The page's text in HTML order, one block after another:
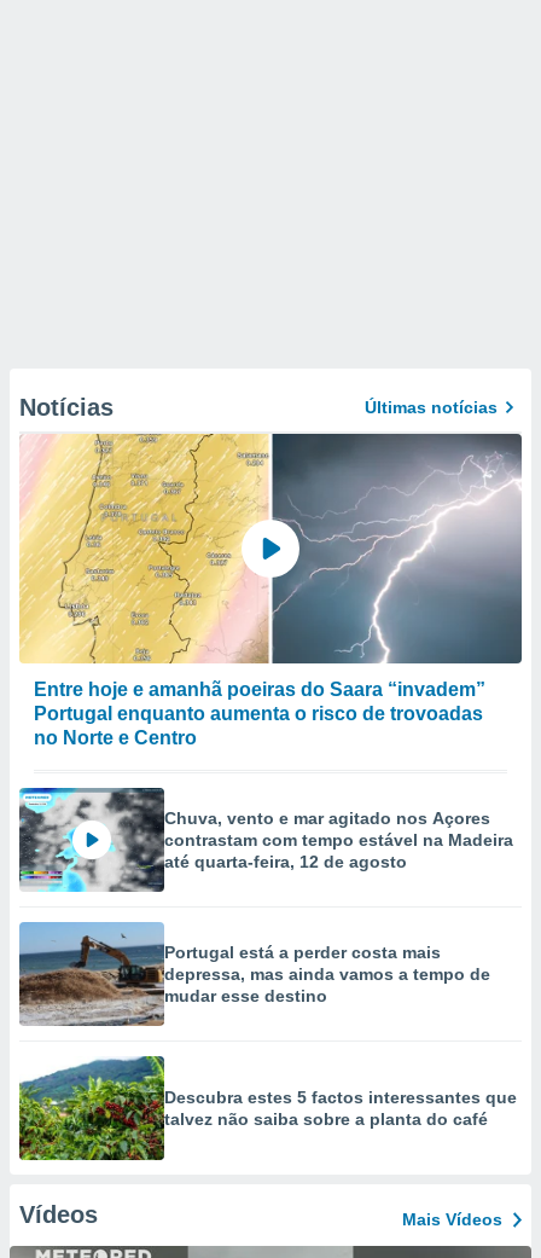
Notícias Últimas notícias
Entre hoje e amanhã poeiras do Saara “invadem”
Portugal enquanto aumenta o risco de trovoadas
no Norte e Centro
Chuva, vento e mar agitado nos Açores
contrastam com tempo estável na Madeira
até quarta-feira, 12 de agosto
Portugal está a perder costa mais
depressa, mas ainda vamos a tempo de
mudar esse destino
Descubra estes 5 factos interessantes que
talvez não saiba sobre a planta do café
Vídeos Mais Vídeos